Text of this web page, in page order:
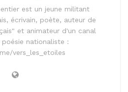
est un jeune militant
écrivain, poète, auteur de
et animateur d'un canal
nationaliste :
vers_les_etoiles